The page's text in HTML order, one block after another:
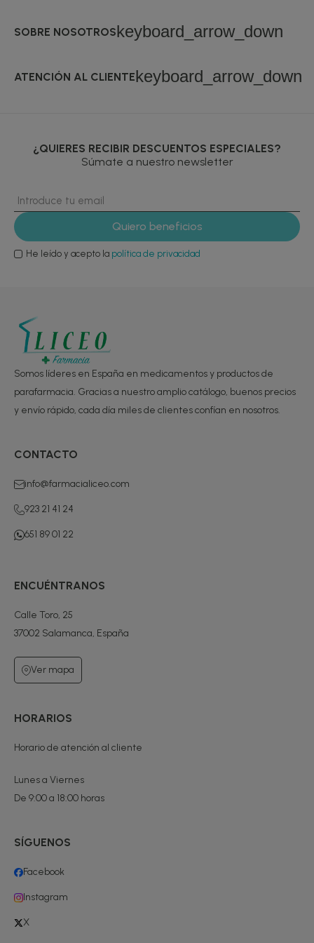
SOBRE NOSOTROSkeyboard_arrow_down
ATENCIÓN AL CLIENTEkeyboard_arrow_down
¿QUIERES RECIBIR DESCUENTOS ESPECIALES?
Súmate a nuestro newsletter
He leído y acepto la política de privacidad
Somos líderes en España en medicamentos y productos de
parafarmacia. Gracias a nuestro amplio catálogo, buenos precios
y envío rápido, cada día miles de clientes confían en nosotros.
CONTACTO
info@farmacialiceo.com
923 21 41 24
651 89 01 22
ENCUÉNTRANOS
Calle Toro, 25
37002 Salamanca, España
Ver mapa
HORARIOS
Horario de atención al cliente
Lunes a Viernes
De 9:00 a 18:00 horas
SÍGUENOS
Facebook
Instagram
X